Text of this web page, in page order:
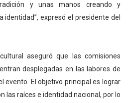
y unas manos creando y
expresó el presidente del
aseguró que las comisiones
desplegadas en las labores de
evento. El objetivo principal es lograr
las raíces e identidad nacional, por lo